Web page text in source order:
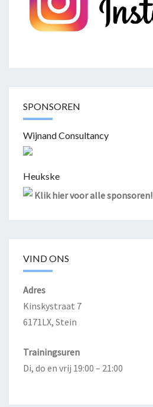
SPONSOREN
Wijnand Consultancy
Heukske
Klik hier voor alle sponsoren!
VIND ONS
Adres
Kinskystraat 7
6171LX, Stein
Trainingsuren
Di, do en vrij 19:00 – 21:00